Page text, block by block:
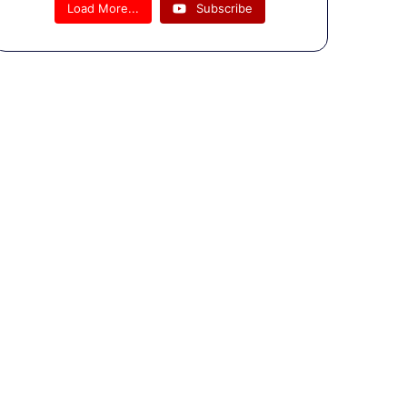
गडकरी ने
एक्सप्रेसवे
Load More... Subscribe